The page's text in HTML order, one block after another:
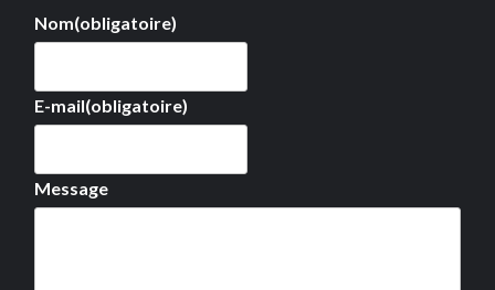
Nom(obligatoire)
E-mail(obligatoire)
Message